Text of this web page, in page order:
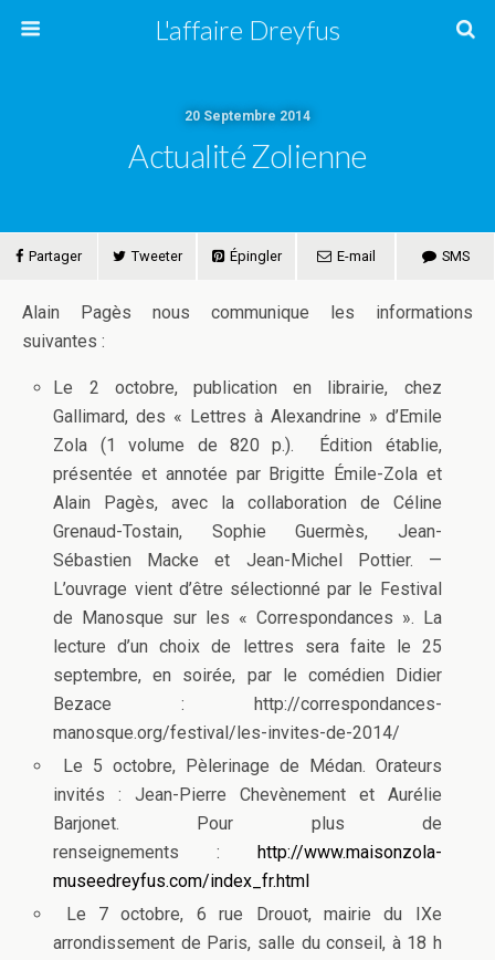
L'affaire Dreyfus
20 Septembre 2014
Actualité Zolienne
Partager Tweeter Épingler E-mail SMS
Alain Pagès nous communique les informations
suivantes :
Le 2 octobre, publication en librairie, chez
Gallimard, des « Lettres à Alexandrine » d’Emile
Zola (1 volume de 820 p.). Édition établie,
présentée et annotée par Brigitte Émile-Zola et
Alain Pagès, avec la collaboration de Céline
Grenaud-Tostain, Sophie Guermès, Jean-
Sébastien Macke et Jean-Michel Pottier. —
L’ouvrage vient d’être sélectionné par le Festival
de Manosque sur les « Correspondances ». La
lecture d’un choix de lettres sera faite le 25
septembre, en soirée, par le comédien Didier
Bezace : http://correspondances-
manosque.org/festival/les-invites-de-2014/
Le 5 octobre, Pèlerinage de Médan. Orateurs
invités : Jean-Pierre Chevènement et Aurélie
Barjonet. Pour plus de
renseignements :
http://www.maisonzola-
museedreyfus.com/index_fr.html
Le 7 octobre, 6 rue Drouot, mairie du IXe
arrondissement de Paris, salle du conseil, à 18 h